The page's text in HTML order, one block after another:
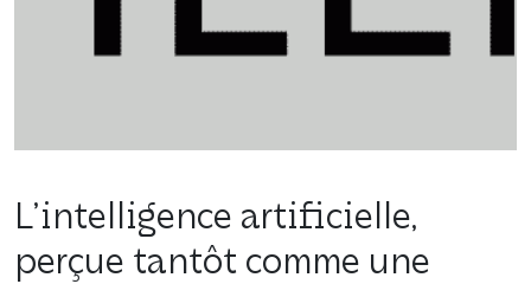
L’intelligence artificielle,
perçue tantôt comme une